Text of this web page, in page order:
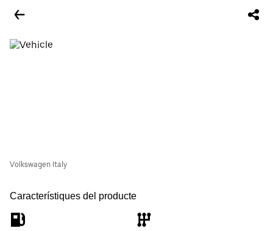
Volkswagen Italy
Característiques del producte